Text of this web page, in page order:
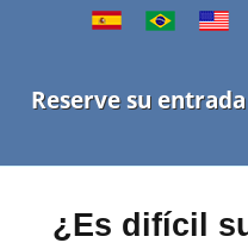
Reserve su
¿Es difícil